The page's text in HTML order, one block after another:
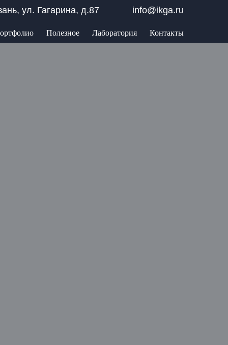
info@ikga.ru
ул. Гагарина, д.87
Полезное Лаборатория Контакты